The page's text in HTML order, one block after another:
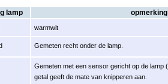
lamp opmerking
warmwit
Gemeten recht onder de lamp.
Gemeten met een sensor gericht op de lamp
getal geeft de mate van knipperen aan.